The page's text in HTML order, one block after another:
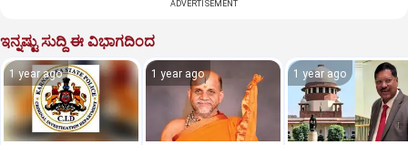
ADVERTISEMENT
ಇನ್ನಷ್ಟು ಸುದ್ದಿ ಈ ವಿಭಾಗದಿಂದ
1 year ago 1 year ago 1 year ago